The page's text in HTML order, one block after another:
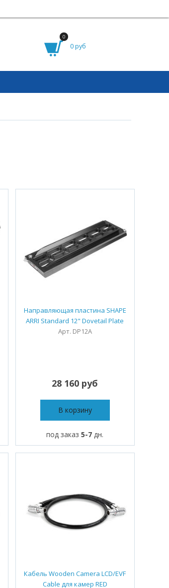
0
0 руб
Направляющая пластина SHAPE
ARRI Standard 12" Dovetail Plate
Арт. DP12A
28 160 руб
В корзину
под заказ5-7 дн.
Кабель Wooden Camera LCD/EVF
Cable для камер RED